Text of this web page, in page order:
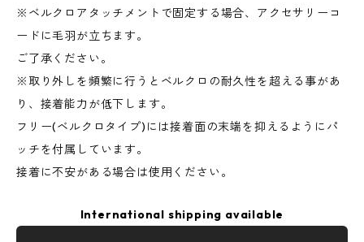
※ベルクロアタッチメントで固定する場合、アクセサリーコ
ードに毛羽が立ちます。
ご了承ください。
※取り外しを頻繁に行うとベルクロの耐久性を超える事があ
り、接着能力が低下します。
フリー(ベルクロタイプ)には接着面の末端を抑えるようにパ
ッチを付属しています。
接着に不安がある場合は使用ください。
International shipping available